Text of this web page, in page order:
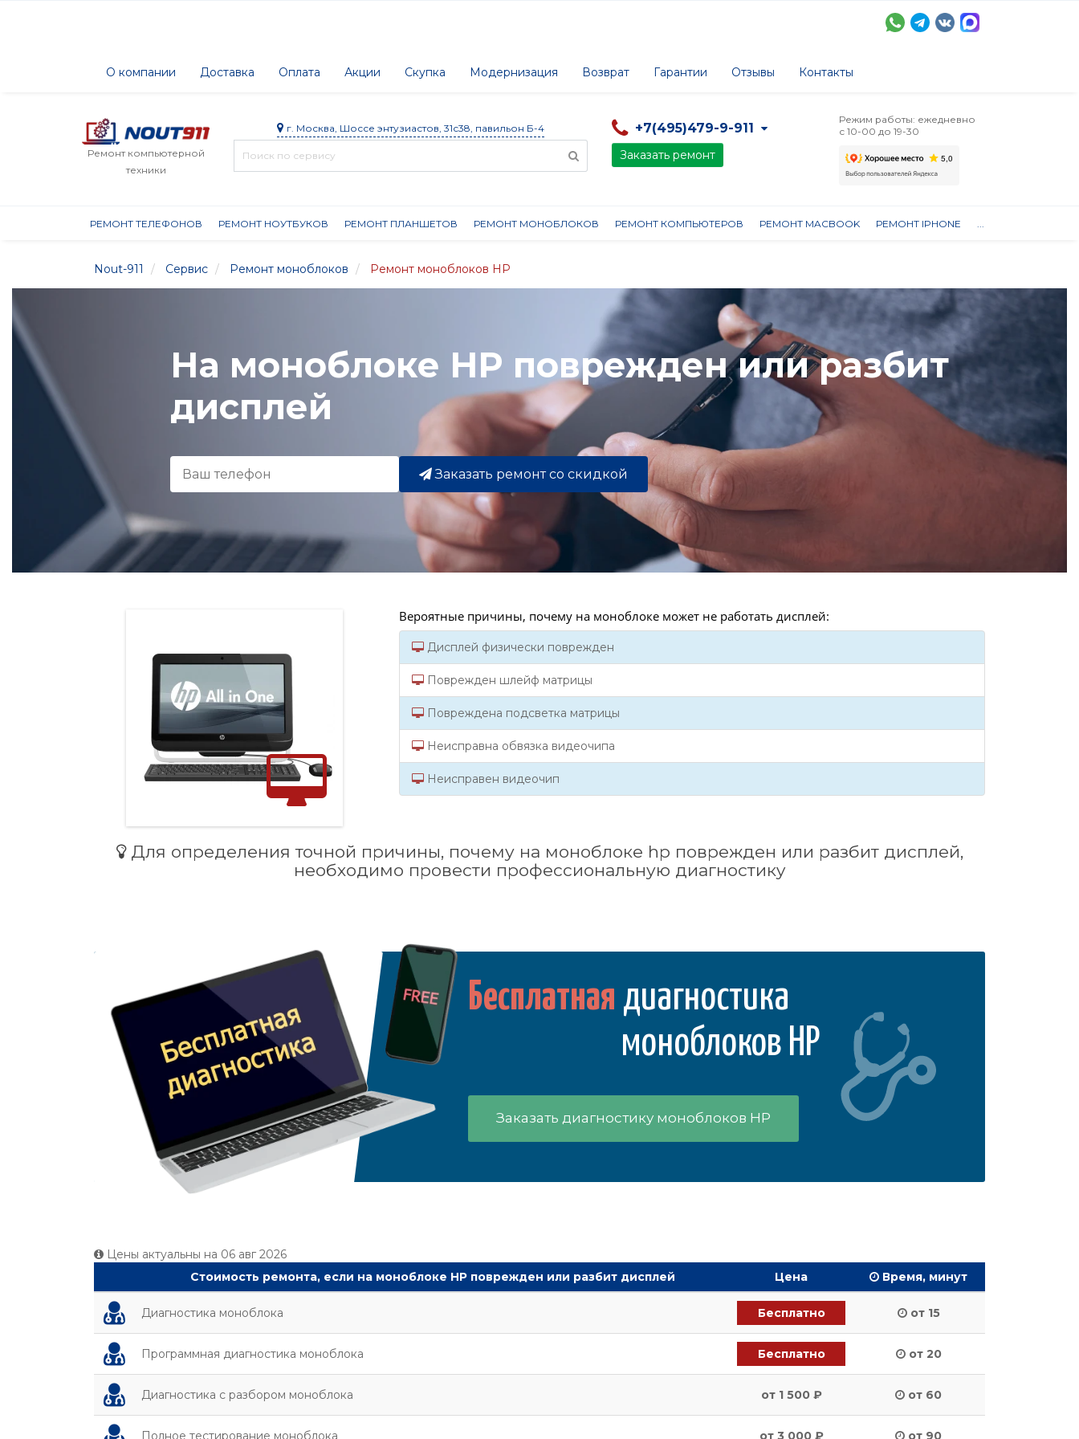
О компании Доставка Оплата Акции Скупка Модернизация Возврат Гарантии Отзывы Контакты
Ремонт компьютерной
техники
г. Москва, Шоссе энтузиастов, 31с38, павильон Б-4 +7(495)479-9-911
Заказать ремонт
Режим работы: ежедневно
с 10-00 до 19-30
РЕМОНТ ТЕЛЕФОНОВ РЕМОНТ НОУТБУКОВ РЕМОНТ ПЛАНШЕТОВ РЕМОНТ МОНОБЛОКОВ РЕМОНТ КОМПЬЮТЕРОВ РЕМОНТ MACBOOK РЕМОНТ IPHONE ...
Nout-911 Сервис Ремонт моноблоков Ремонт моноблоков HP
На моноблоке HP поврежден или разбит
дисплей
Заказать ремонт со скидкой
Вероятные причины, почему на моноблоке может не работать дисплей:
Дисплей физически поврежден
Поврежден шлейф матрицы
Повреждена подсветка матрицы
Неисправна обвязка видеочипа
Неисправен видеочип
Для определения точной причины, почему на моноблоке hp поврежден или разбит дисплей,
необходимо провести профессиональную диагностикy
Бесплатная диагностика
моноблоков HP
Заказать диагностику моноблоков HP
Цены актуальны на 06 авг 2026
Стоимость ремонта, если на моноблоке HP поврежден или разбит дисплей
Цена Время, минут
Диагностика моноблока Бесплатно от 15
Программная диагностика моноблока Бесплатно от 20
Диагностика с разбором моноблока от 1 500 ₽ от 60
Полное тестирование моноблока от 3 000 ₽ от 90